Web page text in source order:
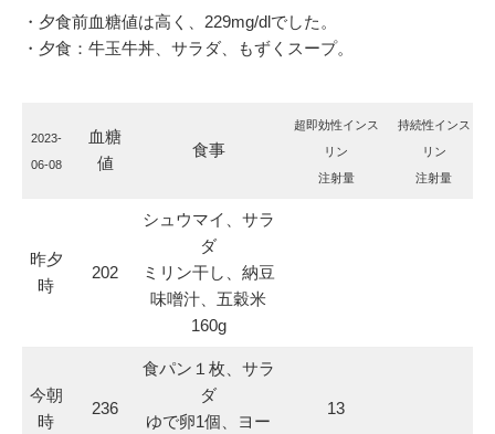
・夕食前血糖値は高く、229mg/dlでした。
・夕食：牛玉牛丼、サラダ、もずくスープ。
2023-
06-08
血糖
値
食事
超即効性インス
リン
注射量
持続性インス
リン
注射量
昨夕
時
202
シュウマイ、サラ
ダ
ミリン干し、納豆
味噌汁、五穀米
160g
今朝
時
236
食パン１枚、サラ
ダ
ゆで卵1個、ヨー
13